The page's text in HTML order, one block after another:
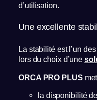
d’utilisation.
Une excellente
La stabilité est l’un
lors du choix d’une
ORCA PRO PLUS
la disponibilité